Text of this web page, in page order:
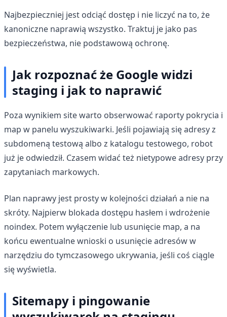
Najbezpieczniej jest odciąć dostęp i nie liczyć na to, że
kanoniczne naprawią wszystko. Traktuj je jako pas
bezpieczeństwa, nie podstawową ochronę.
Jak rozpoznać że Google widzi
staging i jak to naprawić
Poza wynikiem site warto obserwować raporty pokrycia i
map w panelu wyszukiwarki. Jeśli pojawiają się adresy z
subdomeną testową albo z katalogu testowego, robot
już je odwiedził. Czasem widać też nietypowe adresy przy
zapytaniach markowych.
Plan naprawy jest prosty w kolejności działań a nie na
skróty. Najpierw blokada dostępu hasłem i wdrożenie
noindex. Potem wyłączenie lub usunięcie map, a na
końcu ewentualne wnioski o usunięcie adresów w
narzędziu do tymczasowego ukrywania, jeśli coś ciągle
się wyświetla.
Sitemapy i pingowanie